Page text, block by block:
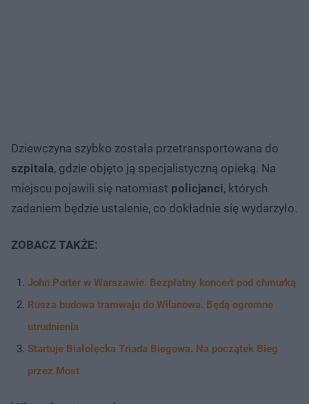
Dziewczyna szybko została przetransportowana do
szpitala, gdzie objęto ją specjalistyczną opieką. Na
miejscu pojawili się natomiast policjanci, których
zadaniem będzie ustalenie, co dokładnie się wydarzyło.
ZOBACZ TAKŻE:
John Porter w Warszawie. Bezpłatny koncert pod chmurką
Rusza budowa tramwaju do Wilanowa. Będą ogromne
utrudnienia
Startuje Białołęcka Triada Biegowa. Na początek Bieg
przez Most